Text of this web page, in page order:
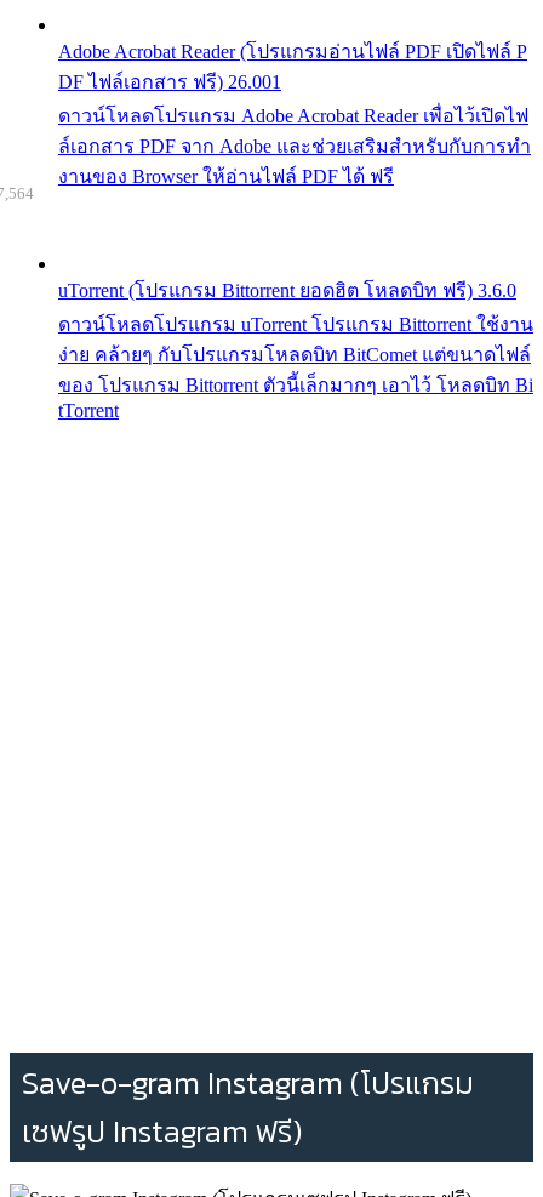
Adobe Acrobat Reader (โปรแกรมอ่านไฟล์ PDF เปิดไฟล์ P
DF ไฟล์เอกสาร ฟรี) 26.001
ดาวน์โหลดโปรแกรม Adobe Acrobat Reader เพื่อไว้เปิดไฟ
ล์เอกสาร PDF จาก Adobe และช่วยเสริมสำหรับกับการทำ
งานของ Browser ให้อ่านไฟล์ PDF ได้ ฟรี
uTorrent (โปรแกรม Bittorrent ยอดฮิต โหลดบิท ฟรี) 3.6.0
ดาวน์โหลดโปรแกรม uTorrent โปรแกรม Bittorrent ใช้งาน
ง่าย คล้ายๆ กับโปรแกรมโหลดบิท BitComet แต่ขนาดไฟล์
ของ โปรแกรม Bittorrent ตัวนี้เล็กมากๆ เอาไว้ โหลดบิท Bi
tTorrent
Save-o-gram Instagram (โปรแกรม
เซฟรูป Instagram ฟรี)